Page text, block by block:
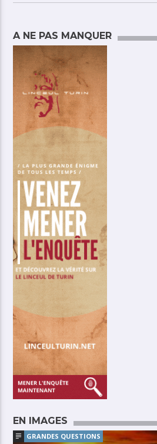
A NE PAS MANQUER
EN IMAGES
GRANDES QUESTIONS